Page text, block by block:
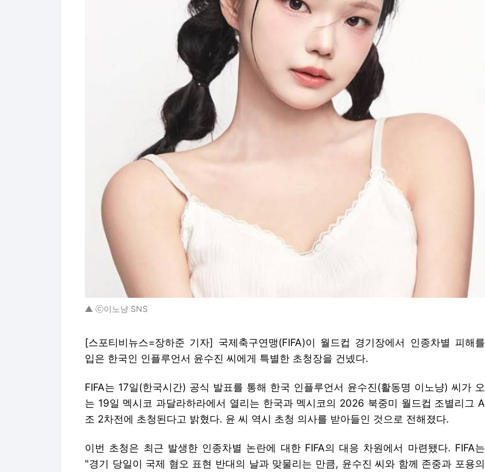
▲ ⓒ이노냥 SNS
[스포티비뉴스=장하준 기자] 국제축구연맹(FIFA)이 월드컵 경기장에서 인종차별 피해를
입은 한국인 인플루언서 윤수진 씨에게 특별한 초청장을 건넸다.
FIFA는 17일(한국시간) 공식 발표를 통해 한국 인플루언서 윤수진(활동명 이노냥) 씨가 오
는 19일 멕시코 과달라하라에서 열리는 한국과 멕시코의 2026 북중미 월드컵 조별리그 A
조 2차전에 초청된다고 밝혔다. 윤 씨 역시 초청 의사를 받아들인 것으로 전해졌다.
이번 초청은 최근 발생한 인종차별 논란에 대한 FIFA의 대응 차원에서 마련됐다. FIFA는
"경기 당일이 국제 혐오 표현 반대의 날과 맞물리는 만큼, 윤수진 씨와 함께 존중과 포용의